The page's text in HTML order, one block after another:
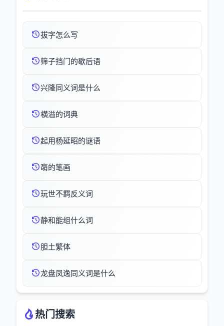
拔字怎么写
筛子挡门的歇后语
兴隆同义词是什么
横溢的词典
起用杨延昭的谜语
朚的笔画
玩世不羁反义词
静和能组什么词
胆土繁体
龙盘凤逸同义词是什么
热门搜索